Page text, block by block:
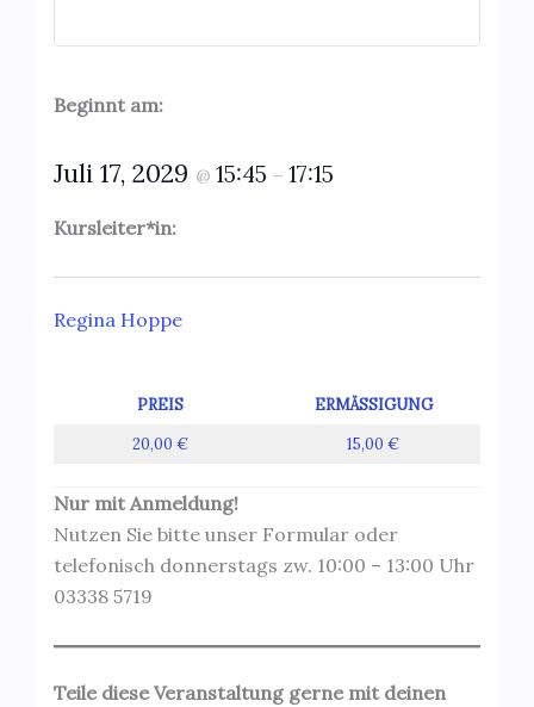
Beginnt am:
Juli 17, 2029 @ 15:45 – 17:15
Kursleiter*in:
Regina Hoppe
PREIS
ERMÄSSIGUNG
20,00 €
15,00 €
Nur mit Anmeldung!
Nutzen Sie bitte unser Formular oder
telefonisch donnerstags zw. 10:00 – 13:00 Uhr
03338 5719
Teile diese Veranstaltung gerne mit deinen